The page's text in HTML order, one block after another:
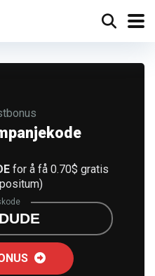
for å få 0.70$ gratis